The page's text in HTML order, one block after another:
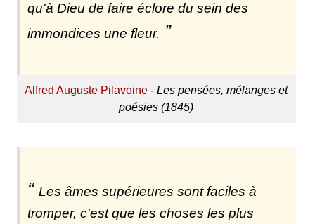
qu'à Dieu de faire éclore du sein des
immondices une fleur.
Alfred Auguste Pilavoine -Les pensées, mélanges et
poésies (1845)
Les âmes supérieures sont faciles à
tromper, c'est que les choses les plus